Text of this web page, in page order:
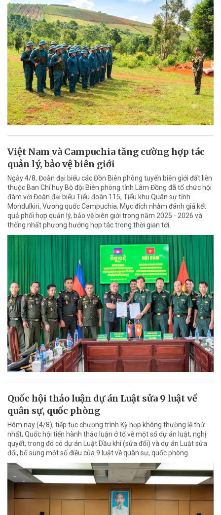
Việt Nam và Campuchia tăng cường hợp tác
quản lý, bảo vệ biên giới
Ngày 4/8, Đoàn đại biểu các Đồn Biên phòng tuyến biên giới đất liền
thuộc Ban Chỉ huy Bộ đội Biên phòng tỉnh Lâm Đồng đã tổ chức hội
đàm với Đoàn đại biểu Tiểu đoàn 115, Tiểu khu Quân sự tỉnh
Mondulkiri, Vương quốc Campuchia. Mục đích nhằm đánh giá kết
quả phối hợp quản lý, bảo vệ biên giới trong năm 2025 - 2026 và
thống nhất phương hướng hợp tác trong thời gian tới.
Quốc hội thảo luận dự án Luật sửa 9 luật về
quân sự, quốc phòng
Hôm nay (4/8), tiếp tục chương trình Kỳ họp không thường lệ thứ
nhất, Quốc hội tiến hành thảo luận ở tổ về một số dự án luật, nghị
quyết, trong đó có dự án Luật Dầu khí (sửa đổi) và dự án Luật sửa
đổi, bổ sung một số điều của 9 luật về quân sự, quốc phòng.